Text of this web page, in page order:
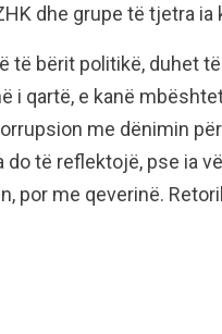
dhe grupe të tjetra
të bërit politikë, duhet
i qartë, e kanë
me dënimin
të reflektojë, pse ia
por me qeverinë.